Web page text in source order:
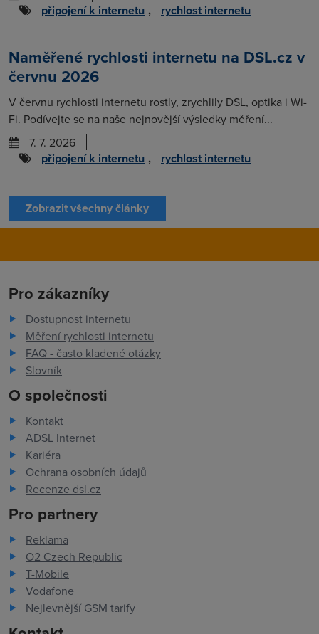
připojení k internetu , rychlost internetu
Naměřené rychlosti internetu na DSL.cz v
červnu 2026
V červnu rychlosti internetu rostly, zrychlily DSL, optika i Wi-
Fi. Podívejte se na naše nejnovější výsledky měření...
7. 7. 2026
připojení k internetu , rychlost internetu
Zobrazit všechny články
Pro zákazníky
Dostupnost internetu
Měření rychlosti internetu
FAQ - často kladené otázky
Slovník
O společnosti
Kontakt
ADSL Internet
Kariéra
Ochrana osobních údajů
Recenze dsl.cz
Pro partnery
Reklama
O2 Czech Republic
T-Mobile
Vodafone
Nejlevnější GSM tarify